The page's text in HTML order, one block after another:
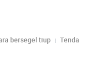
bersegel tiup
Tenda